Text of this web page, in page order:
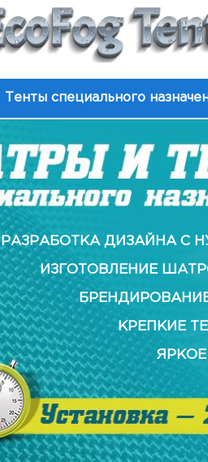
Тенты специального
РАЗРАБОТКА ДИЗАЙНА С
ИЗГОТОВЛЕНИЕ
КРЕПКИЕ